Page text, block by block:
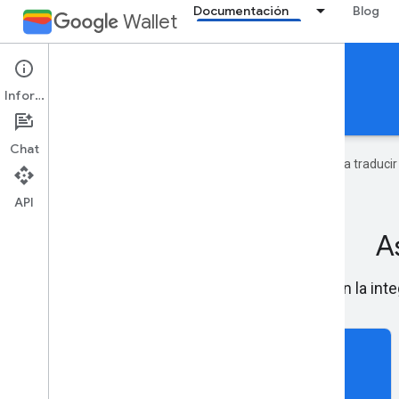
Wallet Documentación Blog
Entradas para eventos
Documentación
Google utiliza tecnología de IA para
Obtén ayuda con la
Información
Chat
API